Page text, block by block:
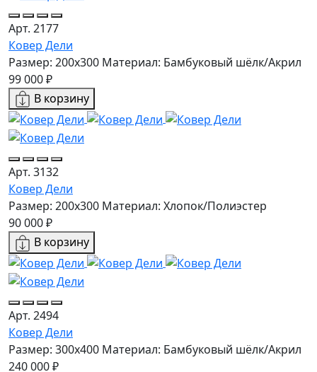
Арт. 2177
Ковер Дели
Размер: 200x300 Материал: Бамбуковый шёлк/Акрил
99 000 ₽
В корзину
Арт. 3132
Ковер Дели
Размер: 200х300 Материал: Хлопок/Полиэстер
90 000 ₽
В корзину
Арт. 2494
Ковер Дели
Размер: 300x400 Материал: Бамбуковый шёлк/Акрил
240 000 ₽